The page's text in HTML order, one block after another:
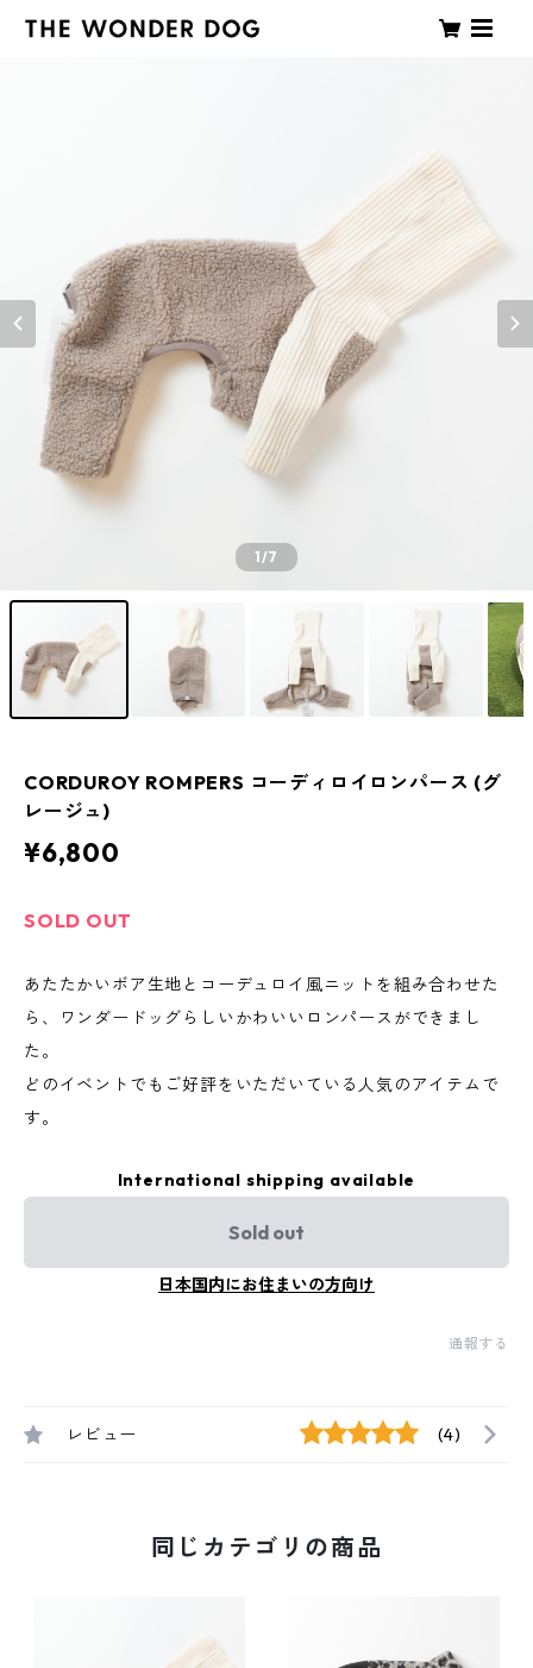
1/7
CORDUROY ROMPERS コーディロイロンパース (グ
レージュ)
¥6,800
SOLD OUT
あたたかいボア生地とコーデュロイ風ニットを組み合わせた
ら、ワンダードッグらしいかわいいロンパースができまし
た。
どのイベントでもご好評をいただいている人気のアイテムで
す。
International shipping available
Sold out
日本国内にお住まいの方向け
通報する
レビュー (4)
同じカテゴリの商品